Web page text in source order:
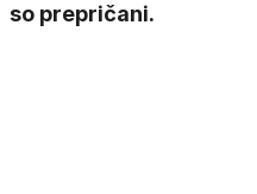
so prepričani.